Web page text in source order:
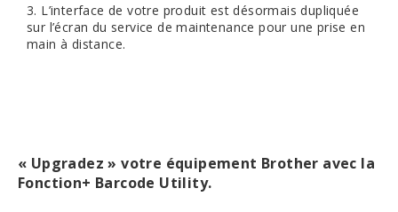
3. L’interface de votre produit est désormais dupliquée
sur l’écran du service de maintenance pour une prise en
main à distance.
« Upgradez » votre équipement Brother avec la
Fonction+ Barcode Utility.